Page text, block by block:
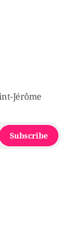
et aspergée
Jérôme
Subscribe